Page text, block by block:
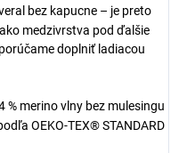
bez kapucne – je preto
medzivrstva pod ďalšie
doplniť ladiacou
% merino vlny bez mulesingu
OEKO-TEX® STANDARD